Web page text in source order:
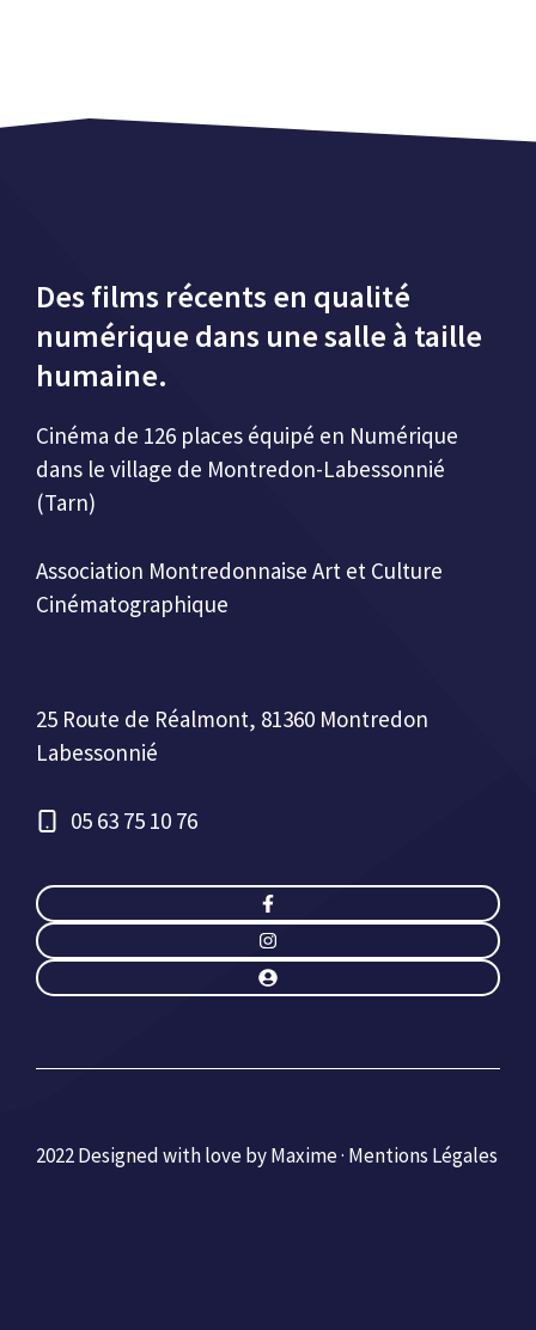
Des films récents en qualité
numérique dans une salle à taille
humaine.
Cinéma de 126 places équipé en Numérique
dans le village de Montredon-Labessonnié
(Tarn)
Association Montredonnaise Art et Culture
Cinématographique
25 Route de Réalmont, 81360 Montredon
Labessonnié
05 63 75 10 76
2022 Designed with love by Maxime · Mentions Légales